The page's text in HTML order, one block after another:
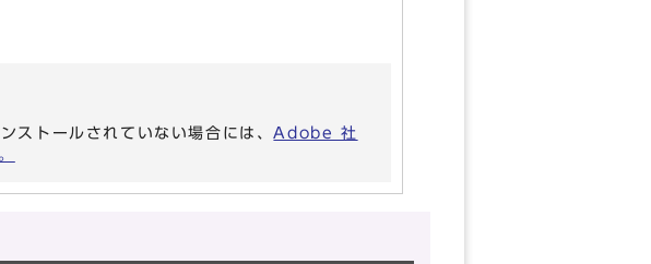
トールされていない場合には、 Adobe 社